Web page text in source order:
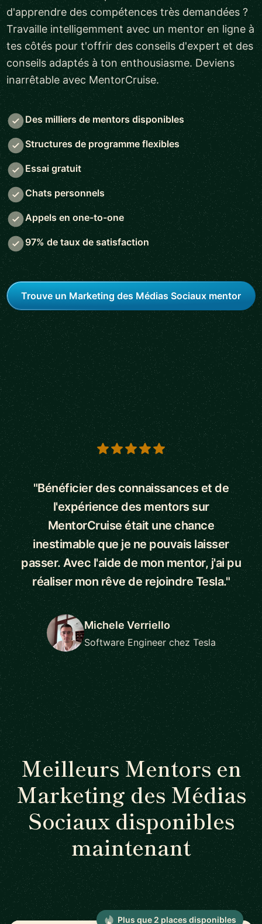
d'apprendre des compétences très demandées ?
Travaille intelligemment avec un mentor en ligne à
tes côtés pour t'offrir des conseils d'expert et des
conseils adaptés à ton enthousiasme. Deviens
inarrêtable avec MentorCruise.
Des milliers de mentors disponibles
Structures de programme flexibles
Essai gratuit
Chats personnels
Appels en one-to-one
97% de taux de satisfaction
Trouve un Marketing des Médias Sociaux mentor
5 out of 5 stars
"Bénéficier des connaissances et de
l'expérience des mentors sur
MentorCruise était une chance
inestimable que je ne pouvais laisser
passer. Avec l'aide de mon mentor, j'ai pu
réaliser mon rêve de rejoindre Tesla."
Michele Verriello
Software Engineer chez Tesla
Meilleurs Mentors en
Marketing des Médias
Sociaux disponibles
maintenant
Plus que 2 places disponibles